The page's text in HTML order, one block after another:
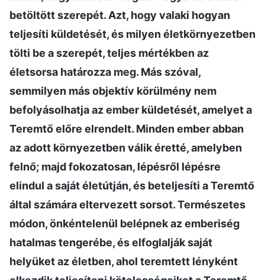
betöltött szerepét. Azt, hogy valaki hogyan
teljesíti küldetését, és milyen életkörnyezetben
tölti be a szerepét, teljes mértékben az
életsorsa határozza meg. Más szóval,
semmilyen más objektív körülmény nem
befolyásolhatja az ember küldetését, amelyet a
Teremtő előre elrendelt. Minden ember abban
az adott környezetben válik éretté, amelyben
felnő; majd fokozatosan, lépésről lépésre
elindul a saját életútján, és beteljesíti a Teremtő
által számára eltervezett sorsot. Természetes
módon, önkéntelenül belépnek az emberiség
hatalmas tengerébe, és elfoglalják saját
helyüket az életben, ahol teremtett lényként